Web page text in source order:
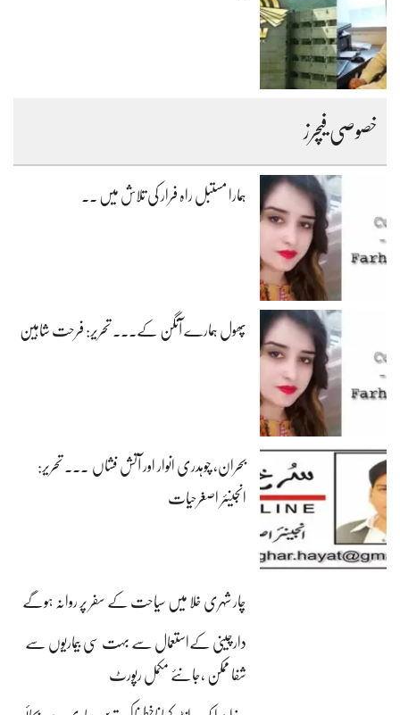
خصوصی فیچرز
ہمارا مستبل راہ فرار کی تلاش میں ۔۔
پھول ہمارے آنگن کے۔۔۔ تحریر: فرحت شاہین
بحران، چوہدری انوار اور آتش فشاں ۔۔۔ تحریر:
انجینئر اصغرحیات
چار شہری خلا میں سیاحت کے سفر پر روانہ ہوگے
دارچینی کےاستعمال سے بہت سی بیماریوں سے
شفا ممکن ،جانئے مکمل رپورٹ